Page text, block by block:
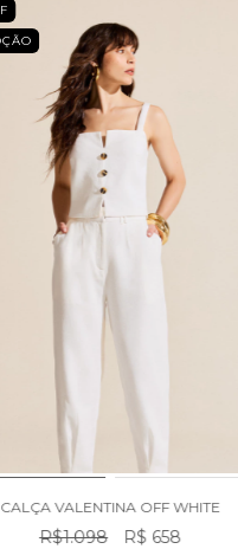
CALÇA VALENTINA OFF WHITE
R$1.098 R$ 658